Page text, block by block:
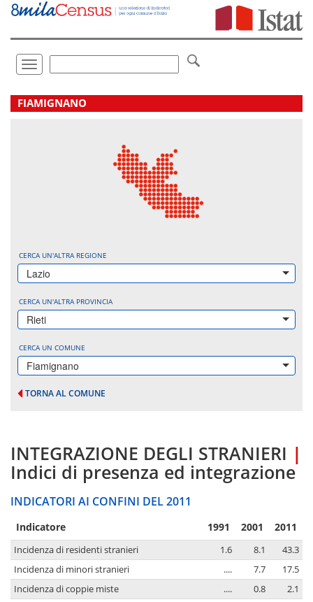
Vai
direttamente
Toggle
navigation
.
FIAMIGNANO
CERCA UN'ALTRA REGIONE
Lazio
CERCA UN'ALTRA PROVINCIA
Rieti
CERCA UN COMUNE
Fiamignano
TORNA AL COMUNE
INTEGRAZIONE DEGLI STRANIERI |
Indici di presenza ed integrazione
INDICATORI AI CONFINI DEL 2011
Indicatore 1991 2001 2011
Incidenza di residenti stranieri 1.6 8.1
43.3
Incidenza di minori stranieri
.... 7.7
17.5
Incidenza di coppie miste
.... 0.8
2.1